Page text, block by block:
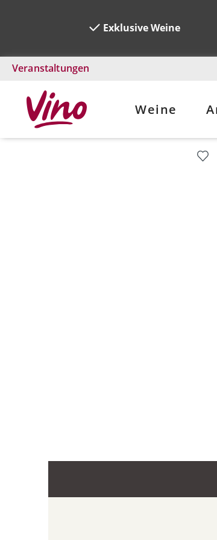
Exklusive Weine
Veranstaltungen
Weine